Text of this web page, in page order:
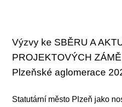
Výzvy ke SBĚRU A
PROJEKTOVÝCH
Plzeňské aglomerace
Statutární město Plzeň jako